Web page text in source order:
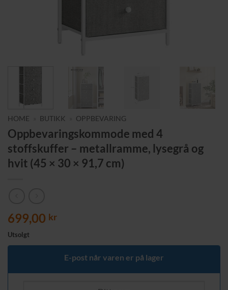
HOME BUTIKK OPPBEVARING
Oppbevaringskommode med 4
stoffskuffer – metallramme, lysegrå og
hvit (45 × 30 × 91,7 cm)
699,00 kr
Utsolgt
E-post når varen er på lager